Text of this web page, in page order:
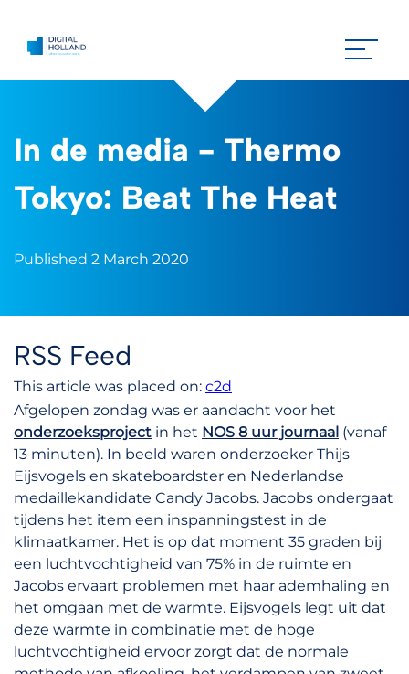
In de media - Thermo
Tokyo: Beat The Heat
Published 2 March 2020
RSS Feed
This article was placed on: c2d
Afgelopen zondag was er aandacht voor het
onderzoeksproject in het NOS 8 uur journaal (vanaf
13 minuten). In beeld waren onderzoeker Thijs
Eijsvogels en skateboardster en Nederlandse
medaillekandidate Candy Jacobs. Jacobs ondergaat
tijdens het item een inspanningstest in de
klimaatkamer. Het is op dat moment 35 graden bij
een luchtvochtigheid van 75% in de ruimte en
Jacobs ervaart problemen met haar ademhaling en
het omgaan met de warmte. Eijsvogels legt uit dat
deze warmte in combinatie met de hoge
luchtvochtigheid ervoor zorgt dat de normale